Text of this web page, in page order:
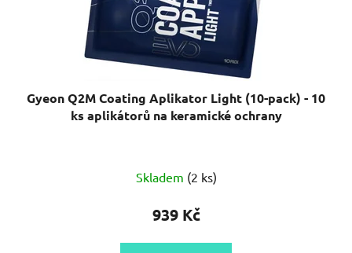
Gyeon Q2M Coating Aplikator Light (10-pack) - 10
ks aplikátorů na keramické ochrany
Skladem (2 ks)
939 Kč